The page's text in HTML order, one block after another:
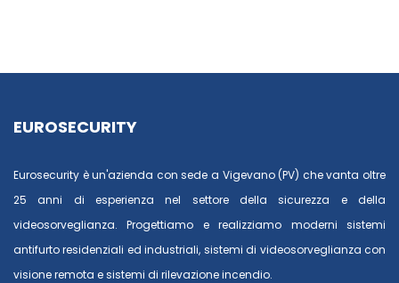
EUROSECURITY
Eurosecurity è un'azienda con sede a Vigevano (PV) che vanta oltre
25 anni di esperienza nel settore della sicurezza e della
videosorveglianza. Progettiamo e realizziamo moderni sistemi
antifurto residenziali ed industriali, sistemi di videosorveglianza con
visione remota e sistemi di rilevazione incendio.